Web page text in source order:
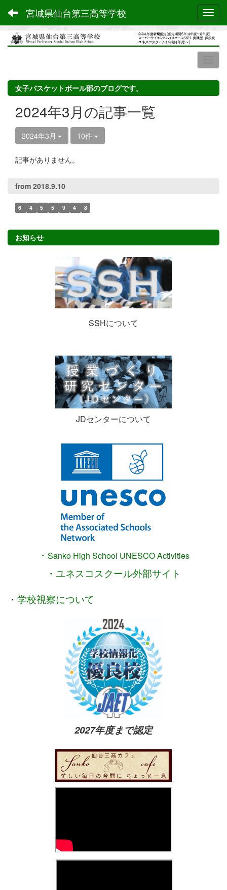
宮城県仙台第三高等学校
女子バスケットボール部のブログです。
2024年3月の記事一覧
2024年3月 10件
記事がありません。
from 2018.9.10
6 4 5 5 9 4 8
お知らせ
SSHについて
JDセンターについて
・ Sanko High School UNESCO Activities
・ユネスコスクール外部サイト
・ 学校視察について
2027年度まで認定